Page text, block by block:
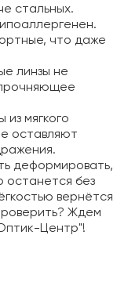
стальных.
что даже
линзы не
мягкого
оставляют
деформировать,
останется без
вернётся
Ждем
Центр"!